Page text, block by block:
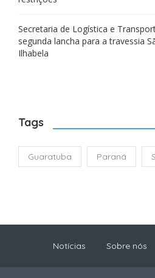
Secretaria de Logística e
segunda lancha para a travessia
Ilhabela
Tags
Guaratuba Paraná
Notícias Sobre nós